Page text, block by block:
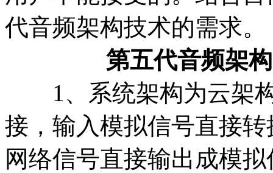
代音频架构技术的需求。
第五代音频架
1、系统架构为云架构
接，输入模拟信号直接
网络信号直接输出成模